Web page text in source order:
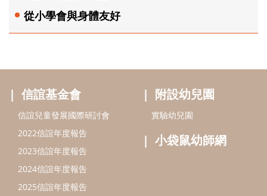
從小學會與身體友好
信誼基金會
信誼兒童發展國際研討會
2022信誼年度報告
2023信誼年度報告
2024信誼年度報告
2025信誼年度報告
附設幼兒園
實驗幼兒園
小袋鼠幼師網